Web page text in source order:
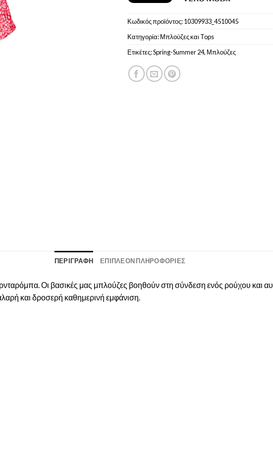
Κωδικός προϊόντος:10309933_4510045
Κατηγορία:Μπλούζες και Tops
Ετικέτες:Spring-Summer 24, Μπλούζες
ΠΕΡΙΓΡΑΦΉ ΕΠΙΠΛΈΟΝ ΠΛΗΡΟΦΟΡΊΕΣ
Οι βασικές μας μπλούζες βοηθούν στη σύνδεση ενός ρούχου και
και δροσερή καθημερινή εμφάνιση.